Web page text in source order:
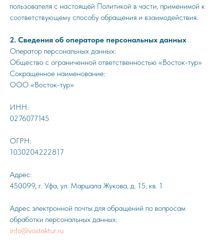
пользователя с настоящей Политикой в части, применимой к
соответствующему способу обращения и взаимодействия.
2. Сведения об операторе персональных данных
Оператор персональных данных:
Общество с ограниченной ответственностью «Восток-тур»
Сокращенное наименование:
ООО «Восток-тур»
ИНН:
0276077145
ОГРН:
1030204222817
Адрес:
450099, г. Уфа, ул. Маршала Жукова, д. 15, кв. 1
Адрес электронной почты для обращений по вопросам
обработки персональных данных:
info@vostoktur.ru